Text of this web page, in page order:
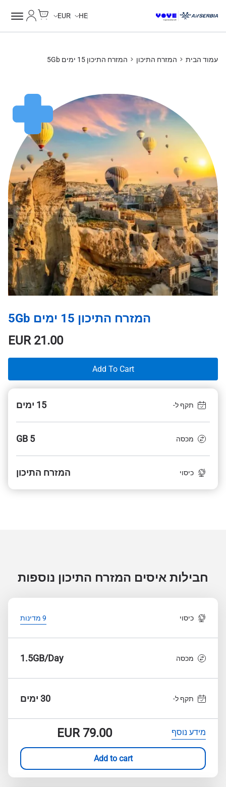
HE
EUR
עמוד הבית המזרח התיכון המזרח התיכון 15 ימים 5Gb
המזרח התיכון 15 ימים 5Gb
EUR21.00
Add To Cart
תקף ל- 15 ימים
מכסה 5 GB
כיסוי המזרח התיכון
חבילות איסים המזרח התיכון נוספות
כיסוי 9 מדינות
מכסה 1.5GB/Day
תקף ל- 30 ימים
מידע נוסף EUR79.00
Add to cart